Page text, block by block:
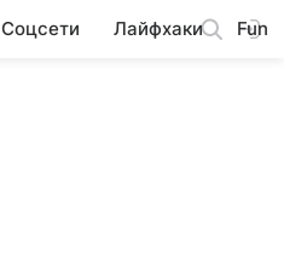
Соцсети Лайфхаки Fun